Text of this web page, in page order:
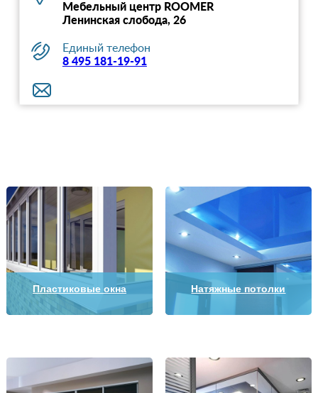
Мебельный центр ROOMER
Ленинская слобода, 26
Единый телефон
8 495 181-19-91
Пластиковые окна Натяжные потолки